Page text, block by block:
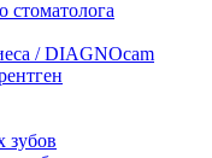
стоматолога
/ DIAGNOcam
зубов